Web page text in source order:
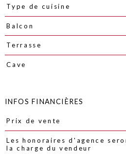
Type de cuisine
Balcon
Terrasse
Cave
INFOS FINANCIÈRES
Caractéristiques Valeurs
Prix de vente
Les honoraires d'agence
la charge du vendeur